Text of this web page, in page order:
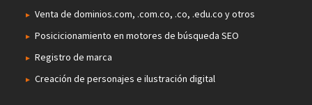
Venta de dominios.com, .com.co, .co, .edu.co y otros
Posicicionamiento en motores de búsqueda SEO
Registro de marca
Creación de personajes e ilustración digital